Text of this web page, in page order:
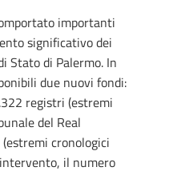
importanti
significativo dei
Stato di Palermo. In
due nuovi fondi:
registri (estremi
del Real
cronologici
il numero